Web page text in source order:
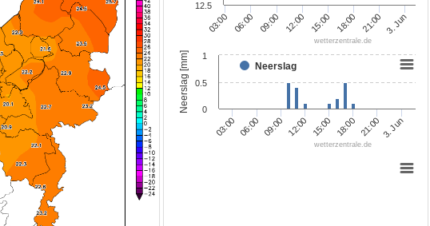
03:00 06:00 09:00 12:00 15:00 18:00 21:00 3. Jun
12.5
wetterzentrale.de
Neerslag [mm] Neerslag
03:00 06:00 09:00 12:00 15:00 18:00 21:00 3. Jun
0
0.5
1
wetterzentrale.de